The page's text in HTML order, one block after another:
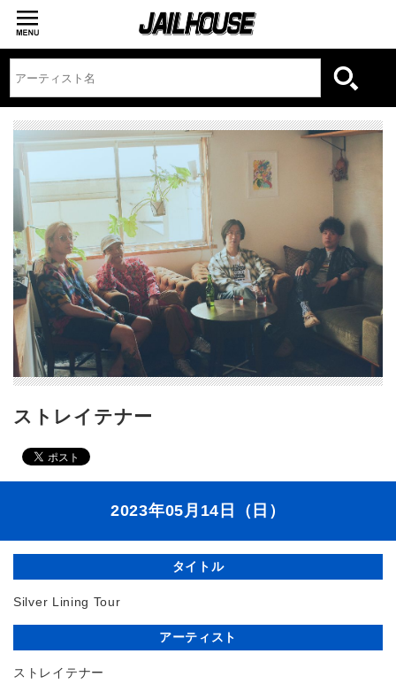
ストレイテナー
2023年05月14日（日）
タイトル
Silver Lining Tour
アーティスト
ストレイテナー